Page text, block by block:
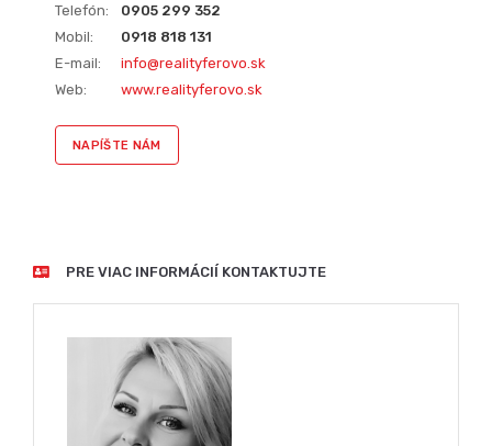
Telefón:
0905 299 352
Mobil:
0918 818 131
E-mail:
info@realityferovo.sk
Web:
www.realityferovo.sk
NAPÍŠTE NÁM
PRE VIAC INFORMÁCIÍ KONTAKTUJTE